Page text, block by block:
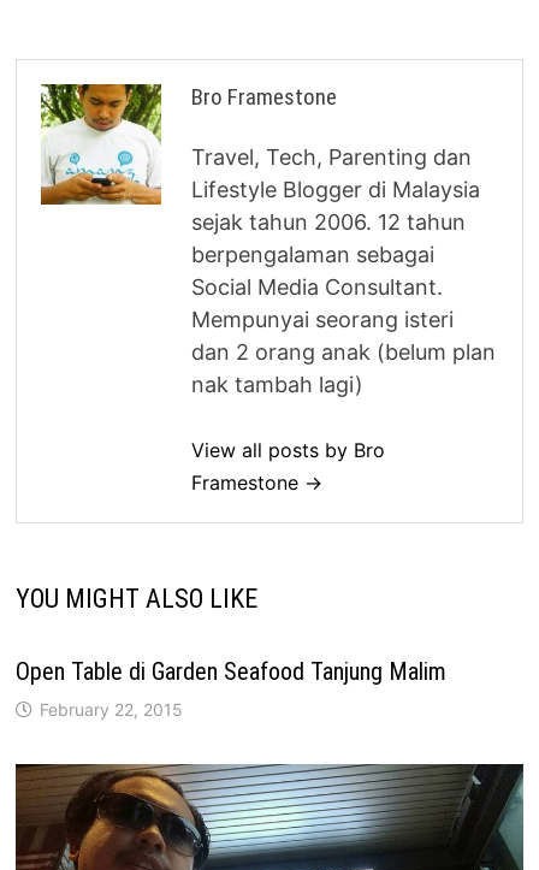
Bro Framestone
Travel, Tech, Parenting dan
Lifestyle Blogger di Malaysia
sejak tahun 2006. 12 tahun
berpengalaman sebagai
Social Media Consultant.
Mempunyai seorang isteri
dan 2 orang anak (belum plan
nak tambah lagi)
View all posts by Bro
Framestone →
YOU MIGHT ALSO LIKE
Open Table di Garden Seafood Tanjung Malim
February 22, 2015